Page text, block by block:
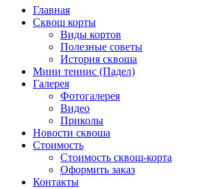
Главная
Сквош корты
Виды кортов
Полезные советы
История сквоша
Мини теннис (Падел)
Галерея
Фотогалерея
Видео
Приколы
Новости сквоша
Стоимость
Стоимость сквош-корта
Оформить заказ
Контакты